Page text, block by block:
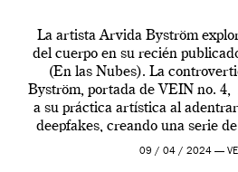
La artista Arvida Byström
del cuerpo en su recién
(En las Nubes). La
Byström, portada de VEIN no. 4,
a su práctica artística al
deepfakes, creando una serie
por […]
09 / 04 / 2024 —